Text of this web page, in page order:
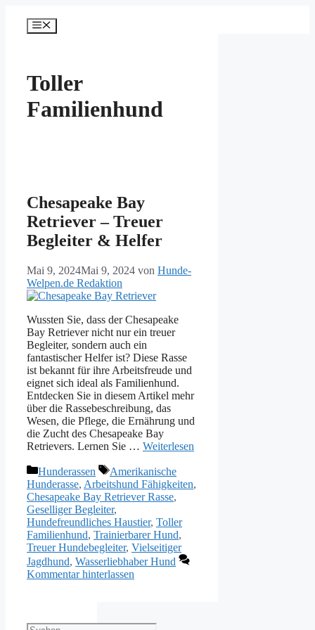
Inhalt
springen
Menü
Toller
Familienhund
Chesapeake Bay
Retriever – Treuer
Begleiter & Helfer
Mai 9, 2024Mai 9, 2024 von Hunde-
Welpen.de Redaktion
Wussten Sie, dass der Chesapeake
Bay Retriever nicht nur ein treuer
Begleiter, sondern auch ein
fantastischer Helfer ist? Diese Rasse
ist bekannt für ihre Arbeitsfreude und
eignet sich ideal als Familienhund.
Entdecken Sie in diesem Artikel mehr
über die Rassebeschreibung, das
Wesen, die Pflege, die Ernährung und
die Zucht des Chesapeake Bay
Retrievers. Lernen Sie … Weiterlesen
Kategorien
Hunderassen Schlagwörter
Amerikanische
Hunderasse, Arbeitshund Fähigkeiten,
Chesapeake Bay Retriever Rasse,
Geselliger Begleiter,
Hundefreundliches Haustier, Toller
Familienhund, Trainierbarer Hund,
Treuer Hundebegleiter, Vielseitiger
Jagdhund, Wasserliebhaber Hund
Kommentar hinterlassen